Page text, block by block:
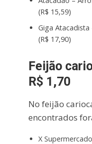
(R$ 15,59)
Giga
(R$ 17,90)
Feijão
R$ 1,70
No feijão
encontrados
X